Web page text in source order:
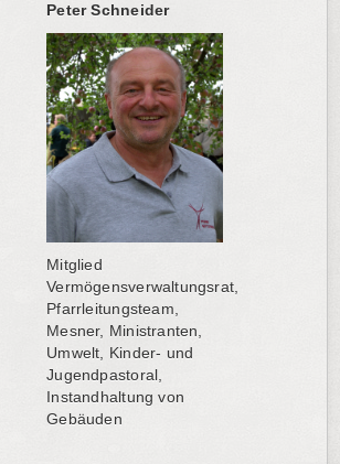
Peter Schneider
Mitglied
Vermögensverwaltungsrat,
Pfarrleitungsteam,
Mesner, Ministranten,
Umwelt, Kinder- und
Jugendpastoral,
Instandhaltung von
Gebäuden